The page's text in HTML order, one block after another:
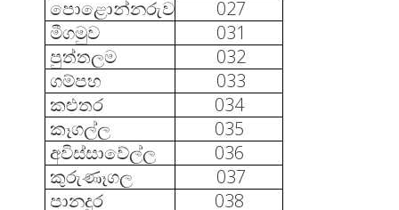
පොළොන්නරුව
027
මීගමුව
031
පුත්තලම
032
ගම්පහ
033
කළුතර
034
කෑගල්ල
035
අවිස්සාවේල්ල
036
කුරුණෑගල
037
පානදුර
038